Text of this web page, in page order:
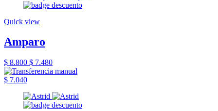
Quick view
Amparo
$ 8.800 $ 7.480
$ 7.040